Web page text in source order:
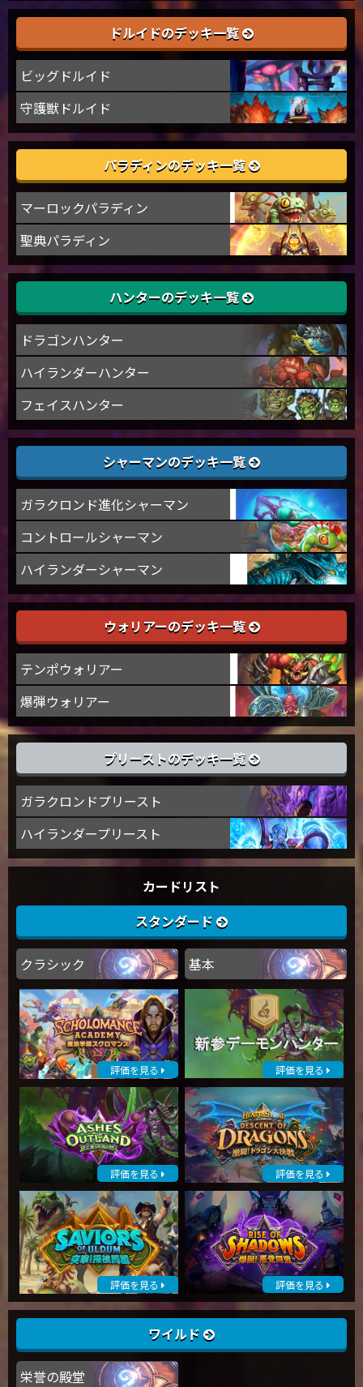
ドルイドのデッキ一覧
ビッグドルイド
守護獣ドルイド
パラディンのデッキ一覧
マーロックパラディン
聖典パラディン
ハンターのデッキ一覧
ドラゴンハンター
ハイランダーハンター
フェイスハンター
シャーマンのデッキ一覧
ガラクロンド進化シャーマン
コントロールシャーマン
ハイランダーシャーマン
ウォリアーのデッキ一覧
テンポウォリアー
爆弾ウォリアー
プリーストのデッキ一覧
ガラクロンドプリースト
ハイランダープリースト
カードリスト
スタンダード
クラシック 基本
評価を見る 評価を見る
評価を見る 評価を見る
評価を見る 評価を見る
ワイルド
栄誉の殿堂